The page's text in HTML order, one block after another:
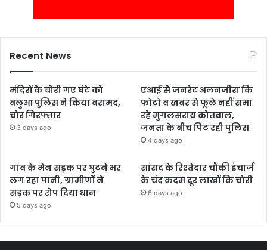
Recent News
मंदिरों के चोरी गए घंटे को
बलुआ पुलिस ने किया बरामद,
चोर गिरफ्तार
3 days ago
एआई से जनरेट अलनजीरा कि
फोटो व खबर से फूले नहीं समा
रहे मुगलसराय कोतवाल,
जनता के बीच पिट रही पुलिस
4 days ago
गांव के मेन सड़क पर घुटने भर
लग रहा पानी, ग्रामीणों ने
सड़क पर रोप दिया धान
5 days ago
सांसद के रिश्तेदार चौकी इंचार्ज
के चंद कदम दूर लाखों कि चोरी
6 days ago